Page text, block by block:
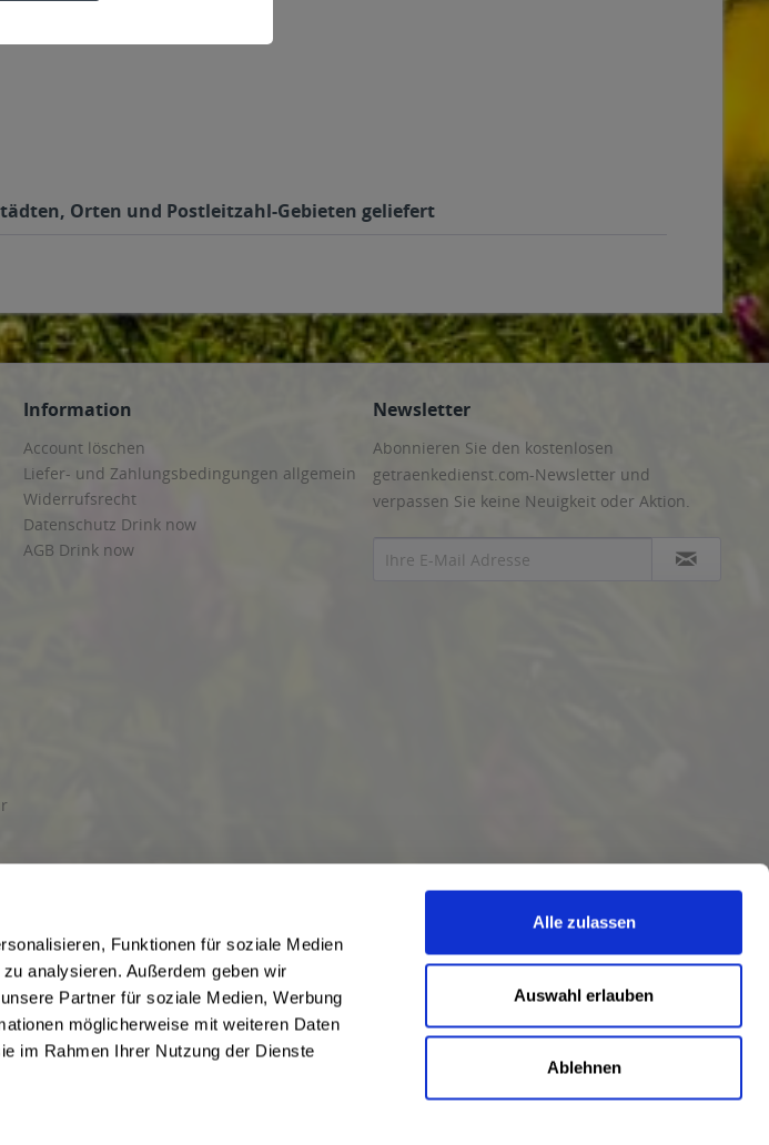
Funktionen für soziale Medien
analysieren. Außerdem geben wir
Partner für soziale Medien, Werbung
möglicherweise mit weiteren Daten
im Rahmen Ihrer Nutzung der Dienste
Alle zulassen
Auswahl erlauben
Ablehnen
Orten und Postleitzahl-Gebieten geliefert
Information
Account löschen
Liefer- und Zahlungsbedingungen allgemein
Widerrufsrecht
Datenschutz Drink now
AGB Drink now
Newsletter
Abonnieren Sie den kostenlosen
getraenkedienst.com-Newsletter und
verpassen Sie keine Neuigkeit oder Aktion.